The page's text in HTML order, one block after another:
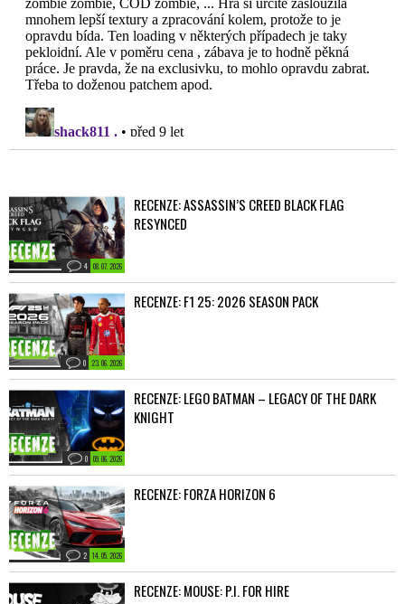
08. 07. 2026
4
RECENZE: ASSASSIN’S CREED BLACK FLAG
RESYNCED
23. 06. 2026
0
RECENZE: F1 25: 2026 SEASON PACK
09. 06. 2026
0
RECENZE: LEGO BATMAN – LEGACY OF THE DARK
KNIGHT
14. 05. 2026
2
RECENZE: FORZA HORIZON 6
RECENZE: MOUSE: P.I. FOR HIRE